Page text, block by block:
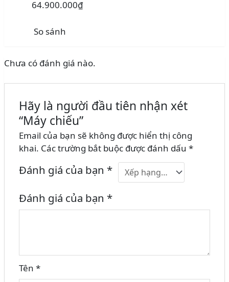
64.900.000₫
So sánh
Chưa có đánh giá nào.
Hãy là người đầu tiên nhận xét
“Máy chiếu”
Email của bạn sẽ không được hiển thị công
khai. Các trường bắt buộc được đánh dấu*
Đánh giá của bạn *
Đánh giá của bạn *
Tên*